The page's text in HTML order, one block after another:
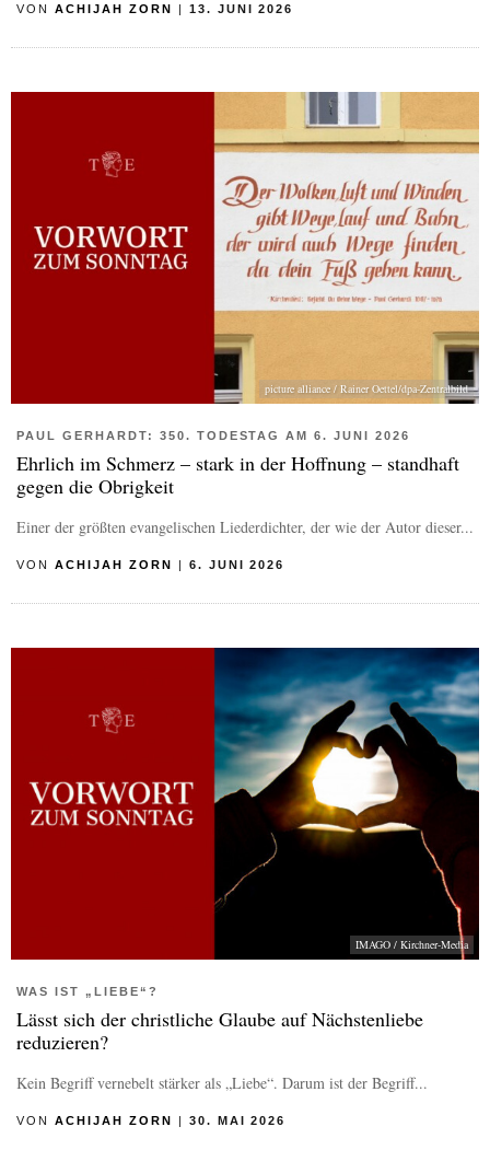
VON ACHIJAH ZORN | 13. JUNI 2026
picture alliance / Rainer Oettel/dpa-Zentralbild
PAUL GERHARDT: 350. TODESTAG AM 6. JUNI 2026
Ehrlich im Schmerz – stark in der Hoffnung – standhaft
gegen die Obrigkeit
Einer der größten evangelischen Liederdichter, der wie der Autor dieser...
VON ACHIJAH ZORN | 6. JUNI 2026
IMAGO / Kirchner-Media
WAS IST „LIEBE“?
Lässt sich der christliche Glaube auf Nächstenliebe
reduzieren?
Kein Begriff vernebelt stärker als „Liebe“. Darum ist der Begriff...
VON ACHIJAH ZORN 30. MAI 2026